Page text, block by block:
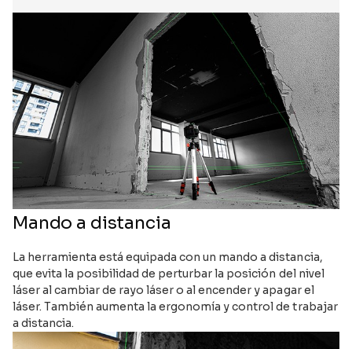
Mando a distancia
La herramienta está equipada con un mando a distancia,
que evita la posibilidad de perturbar la posición del nivel
láser al cambiar de rayo láser o al encender y apagar el
láser. También aumenta la ergonomía y control de trabajar
a distancia.